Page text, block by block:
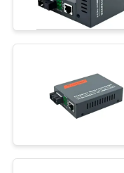
गुणवत्ता
नियंत्रण
समाचार
फाइबर